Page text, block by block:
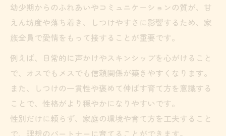
幼少期からのふれあいやコミュニケーションの質が、甘
えん坊度や落ち着き、しつけやすさに影響するため、家
族全員で愛情をもって接することが重要です。
例えば、日常的に声かけやスキンシップを心がけること
で、オスでもメスでも信頼関係が築きやすくなります。
また、しつけの一貫性や褒めて伸ばす育て方を意識する
ことで、性格がより穏やかになりやすいです。
性別だけに頼らず、家庭の環境や育て方を工夫すること
で、理想のパートナーに育てることができます。